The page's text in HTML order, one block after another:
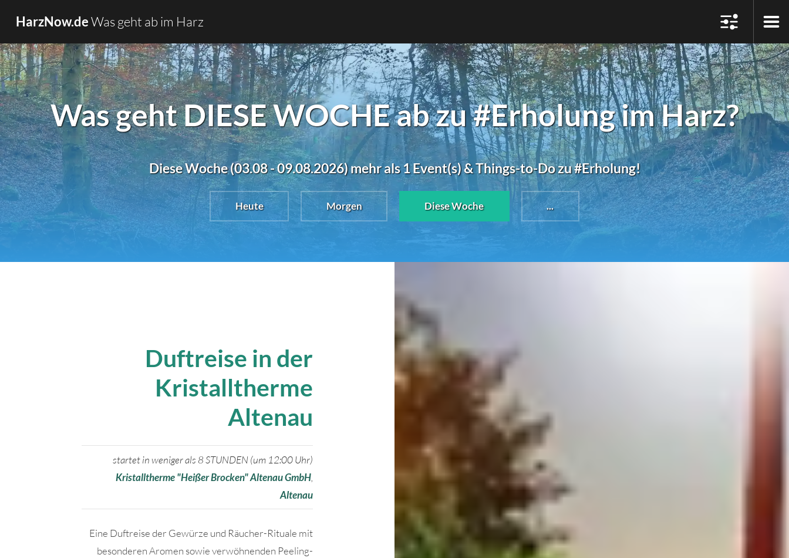
HarzNow.deWas geht ab im Harz
Was geht DIESE WOCHE ab zu #Erholung im Harz?
Diese Woche (03.08 - 09.08.2026) mehr als 1 Event(s) & Things-to-Do zu #Erholung!
Heute Morgen Diese Woche ...
Duftreise in der
Kristalltherme
Altenau
startet in weniger als 8 STUNDEN (um 12:00 Uhr)
Kristalltherme "Heißer Brocken" Altenau GmbH
Altenau
Eine Duftreise der Gewürze und Räucher-Rituale mit
besonderen Aromen sowie verwöhnenden Peeling-